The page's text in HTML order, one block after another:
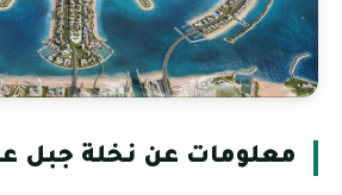
معلومات عن نخلة جبل